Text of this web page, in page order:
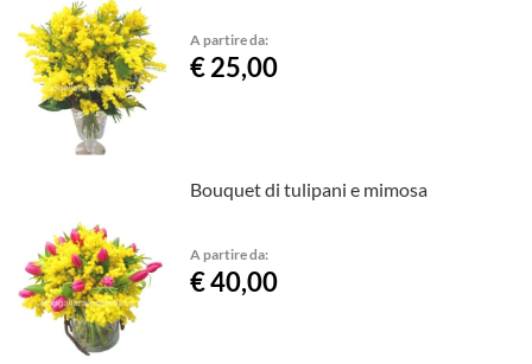
A partire da:
€ 25,00
Bouquet di tulipani e mimosa
A partire da:
€ 40,00